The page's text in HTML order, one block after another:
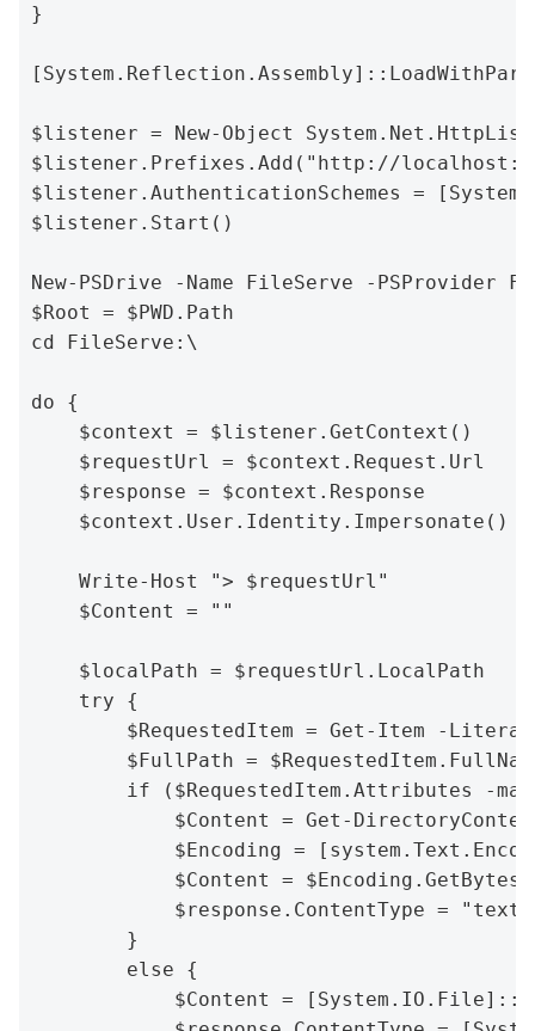
}
$listener = New-Object
$listener.Prefixes.Add("http://
$listener.AuthenticationSchemes =
$listener.Start()
New-PSDrive -Name FileServe -PSProvider
$Root = $PWD.Path
cd FileServe:\
do {
    $context = $listener.GetContext()
    $requestUrl = $context.Request.Url
    $response = $context.Response
    $context.User.Identity.Impersonate()
    Write-Host "> $requestUrl"
    $Content = ""
    $localPath = $requestUrl.LocalPath
    try {
$RequestedItem = Get-Item -
$FullPath =
if ($RequestedItem.Attributes -
$Content = Get-
$Encoding =
$Content =
$response.ContentType =
        }
        else {
$Content =